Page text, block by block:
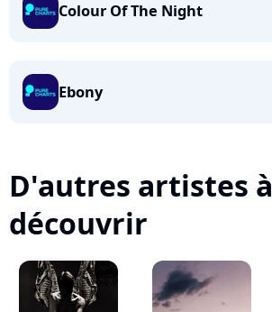
Colour Of The Night
Ebony
D'autres artistes à
découvrir